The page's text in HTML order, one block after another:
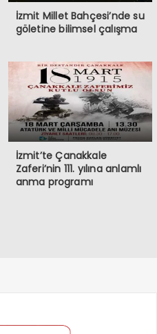
İzmit Millet Bahçesi’nde su
göletine bilimsel çalışma
İzmit’te Çanakkale
Zaferi’nin 111. yılına anlamlı
anma programı